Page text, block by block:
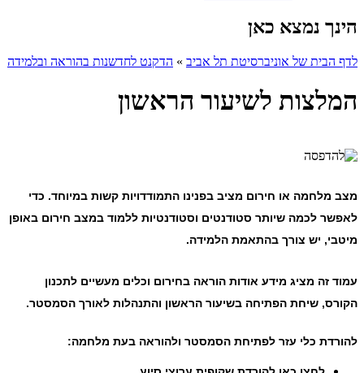
הינך נמצא כאן
לדף הבית של אוניברסיטת תל אביב » הדקנט לחדשנות בהוראה ובלמידה
המלצות לשיעור הראשון
מצב מלחמה או חירום מציב בפנינו התמודדויות קשות במיוחד. כדי
לאפשר לכמה שיותר סטודנטים וסטודנטיות ללמוד במצב חירום באופן
מיטבי, יש צורך בהתאמת הלמידה.
עמוד זה מציג מידע אודות הוראה בחירום וכלים מעשיים לתכנון
הקורס, שיחת הפתיחה בשיעור הראשון והתנהלות לאורך הסמסטר.
להורדת כלי עזר לפתיחת הסמסטר ולהוראה בעת מלחמה: